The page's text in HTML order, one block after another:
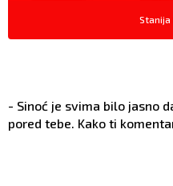
Stanija
- Sinoć je svima bilo jasno
pored tebe. Kako ti